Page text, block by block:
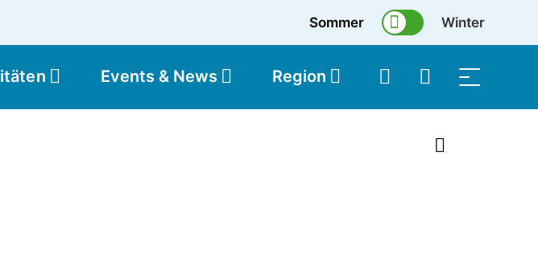
Sommer Winter
Events & News Region